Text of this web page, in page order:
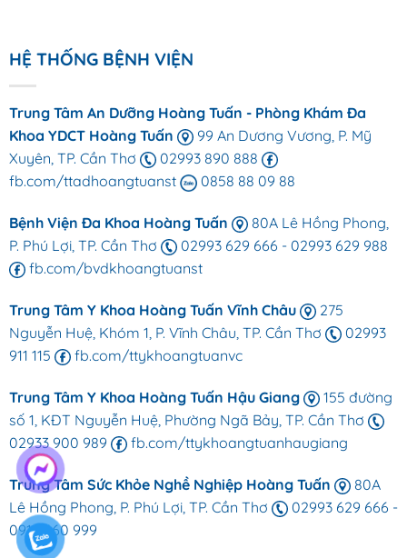
HỆ THỐNG BỆNH VIỆN
Trung Tâm An Dưỡng Hoàng Tuấn - Phòng Khám Đa
Khoa YDCT Hoàng Tuấn
99 An Dương Vương, P. Mỹ
Xuyên, TP. Cần Thơ
02993 890 888
fb.com/ttadhoangtuanst
0858 88 09 88
Bệnh Viện Đa Khoa Hoàng Tuấn
80A Lê Hồng Phong,
P. Phú Lợi, TP. Cần Thơ
02993 629 666 - 02993 629 988
fb.com/bvdkhoangtuanst
Trung Tâm Y Khoa Hoàng Tuấn Vĩnh Châu
275
Nguyễn Huệ, Khóm 1, P. Vĩnh Châu, TP. Cần Thơ
02993
911 115
fb.com/ttykhoangtuanvc
Trung Tâm Y Khoa Hoàng Tuấn Hậu Giang
155 đường
số 1, KĐT Nguyễn Huệ, Phường Ngã Bảy, TP. Cần Thơ
02933 900 989
fb.com/ttykhoangtuanhaugiang
Trung Tâm Sức Khỏe Nghề Nghiệp Hoàng Tuấn
80A
Lê Hồng Phong, P. Phú Lợi, TP. Cần Thơ
02993 629 666 -
0918 660 999